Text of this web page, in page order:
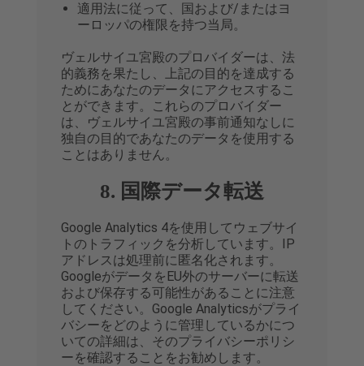
適用法に従って、国および/またはヨ
ーロッパの権限を持つ当局。
ヴェルサイユ宮殿のプロバイダーは、法
的義務を果たし、上記の目的を達成する
ためにあなたのデータにアクセスするこ
とができます。これらのプロバイダー
は、ヴェルサイユ宮殿の事前通知なしに
独自の目的であなたのデータを使用する
ことはありません。
8. 国際データ転送
Google Analytics 4を使用してウェブサイ
トのトラフィックを分析しています。IP
アドレスは処理前に匿名化されます。
GoogleがデータをEU外のサーバーに転送
および保存する可能性があることに注意
してください。Google Analyticsがプライ
バシーをどのように管理しているかにつ
いての詳細は、そのプライバシーポリシ
ーを確認することをお勧めします。